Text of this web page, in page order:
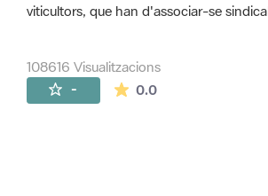
viticultors, que han d'associar-se
108616 Visualitzacions
- 0.0La mitjana de les